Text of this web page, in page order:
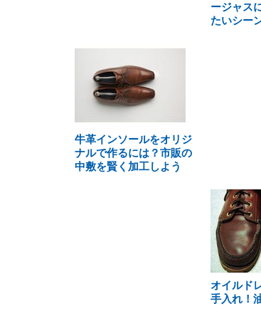
ージャス
たいシー
牛革インソールをオリジ
ナルで作るには？市販の
中敷を賢く加工しよう
オイルド
手入れ！